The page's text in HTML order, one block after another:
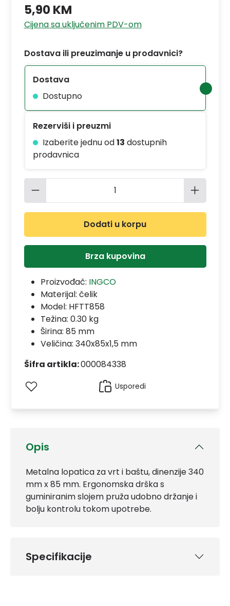
Opis
Metalna lopatica za vrt i baštu, dinenzije 340
mm x 85 mm. Ergonomska drška s
guminiranim slojem pruža udobno držanje i
bolju kontrolu tokom upotrebe.
Specifikacije
5,90 KM
Cijena sa uključenim PDV-om
Dostava ili preuzimanje u prodavnici?
Dostava
Dostupno
Rezerviši i preuzmi
Izaberite jednu od13 dostupnih
prodavnica
Količina proizvoda: Unesite
Dodati u korpu
Brza kupovina
Proizvođač: INGCO
Materijal: čelik
Model: HFTT858
Težina: 0.30 kg
Širina: 85 mm
Veličina: 340x85x1,5 mm
Šifra artikla:000084338
Usporedi